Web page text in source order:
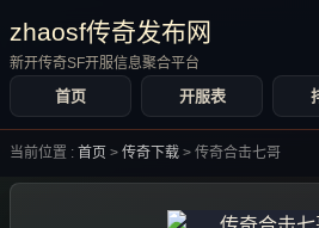
zhaosf传奇发布网
新开传奇SF开服信息聚合平台
首页 开服表
当前位置 : 首页 > 传奇下载 > 传奇合击七哥